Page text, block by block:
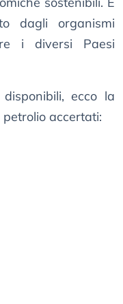
dagli organismi
i diversi Paesi
ecco la
accertati: